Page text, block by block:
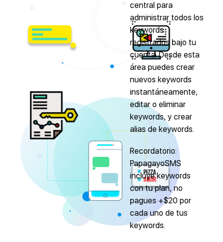
central para
administrar todos los
keywords
registrados bajo tu
cuenta. Desde esta
área puedes crear
nuevos keywords
instantáneamente,
editar o eliminar
keywords, y crear
alias de keywords.
Recordatorio:
PapagayoSMS
incluye keywords
con tu plan, no
pagues +$20 por
cada uno de tus
keywords.